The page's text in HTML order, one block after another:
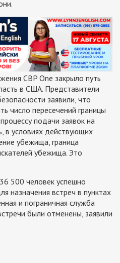
CBP One закрыло путь
в США. Представители
заявили, что
число пересечений границы
подачи заявок на
в условиях действующих
убежища, граница
убежища. Это
500 человек успешно
назначения встреч в пунктах
и пограничная служба
были отменены, заявили